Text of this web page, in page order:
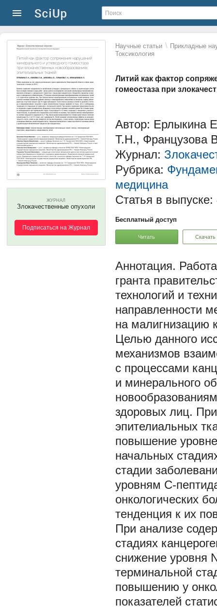
Научные статьи \ Прикладные
Токсикология
Литий как фактор
гомеостаза при
ЖУРНАЛ
Злокачественные опухоли
Подписаться на Журнал
Автор: Ерлыкина
Т.Н., Французова
Журнал:
Рубрика:
медицина
Статья в выпуске:
Бесплатный доступ
Читать Скачать
гранта
технологий и
направленности
на малигнизацию
Целью данного
механизмов
с процессами
и минерального
здоровых лиц.
эпителиальных
повышение
начальных
стадии
уровням С-
онкологических
тенденция к их
При анализе
стадиях
снижение уровня
терминальной
повышению у
показателей